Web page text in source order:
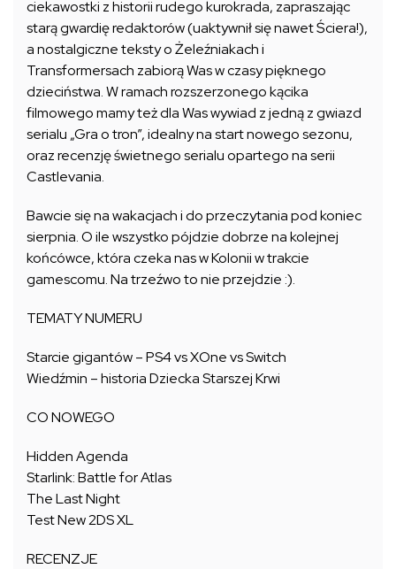
ciekawostki z historii rudego kurokrada, zapraszając
starą gwardię redaktorów (uaktywnił się nawet Ściera!),
a nostalgiczne teksty o Żeleźniakach i
Transformersach zabiorą Was w czasy pięknego
dzieciństwa. W ramach rozszerzonego kącika
filmowego mamy też dla Was wywiad z jedną z gwiazd
serialu „Gra o tron”, idealny na start nowego sezonu,
oraz recenzję świetnego serialu opartego na serii
Castlevania.
Bawcie się na wakacjach i do przeczytania pod koniec
sierpnia. O ile wszystko pójdzie dobrze na kolejnej
końcówce, która czeka nas w Kolonii w trakcie
gamescomu. Na trzeźwo to nie przejdzie :).
TEMATY NUMERU
Starcie gigantów – PS4 vs XOne vs Switch
Wiedźmin – historia Dziecka Starszej Krwi
CO NOWEGO
Hidden Agenda
Starlink: Battle for Atlas
The Last Night
Test New 2DS XL
RECENZJE